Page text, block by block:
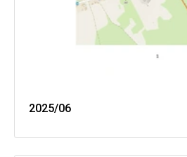
2025/06